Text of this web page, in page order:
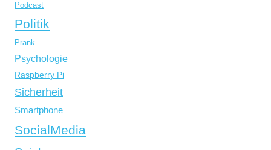
Podcast
Politik
Prank
Psychologie
Raspberry Pi
Sicherheit
Smartphone
SocialMedia